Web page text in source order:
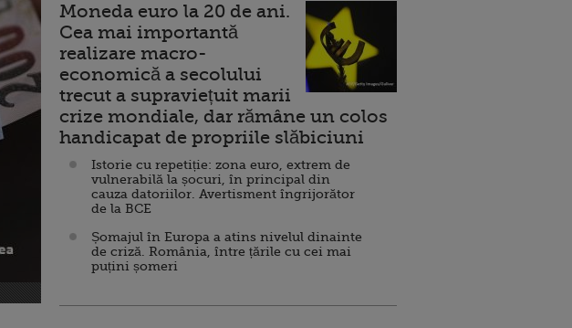
Moneda euro la 20 de ani.
Cea mai importantă
realizare macro-
economică a secolului
trecut a supraviețuit marii
crize mondiale, dar rămâne un colos
handicapat de propriile slăbiciuni
Istorie cu repetiție: zona euro, extrem de
vulnerabilă la șocuri, în principal din
cauza datoriilor. Avertisment îngrijorător
de la BCE
Șomajul în Europa a atins nivelul dinainte
de criză. România, între țările cu cei mai
puțini șomeri